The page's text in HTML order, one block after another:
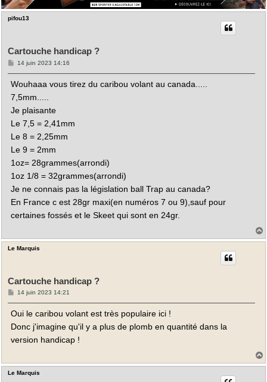
pifou13
Cartouche handicap ?
M
s
g
14 juin 2023 14:16
Wouhaaa vous tirez du caribou volant au canada.....
7,5mm.....
Je plaisante
Le 7,5 = 2,41mm
Le 8 = 2,25mm
Le 9 = 2mm
1oz= 28grammes(arrondi)
1oz 1/8 = 32grammes(arrondi)
Je ne connais pas la législation ball Trap au canada?
En France c est 28gr maxi(en numéros 7 ou 9),sauf pour
certaines fossés et le Skeet qui sont en 24gr.
Le Marquis
Cartouche handicap ?
M
s
g
14 juin 2023 14:21
Oui le caribou volant est très populaire ici !
Donc j'imagine qu'il y a plus de plomb en quantité dans la
version handicap !
Le Marquis